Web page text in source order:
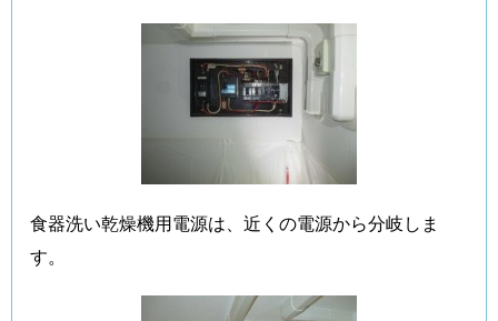
食器洗い乾燥機用電源は、近くの電源から分岐しま
す。